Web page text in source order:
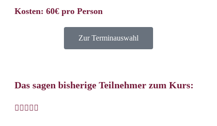
Kosten: 60€ pro Person
Zur Terminauswahl
Das sagen bisherige Teilnehmer zum Kurs:
    